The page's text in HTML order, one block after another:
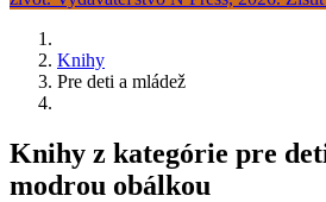
Knihy
Pre deti a mládež
Knihy z kategórie pre
modrou obálkou